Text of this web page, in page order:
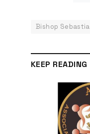
Bishop
KEEP READING